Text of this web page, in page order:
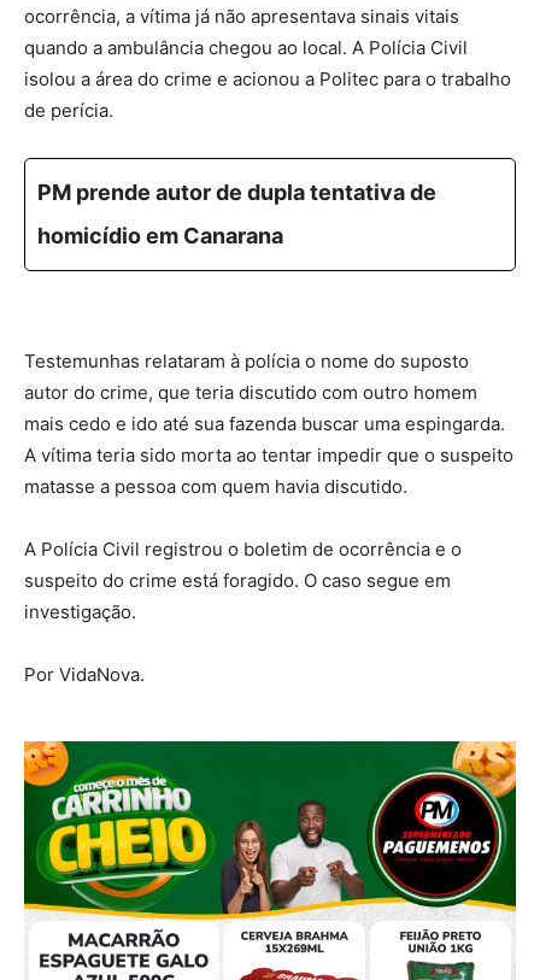
ocorrência, a vítima já não apresentava sinais vitais
quando a ambulância chegou ao local. A Polícia Civil
isolou a área do crime e acionou a Politec para o trabalho
de perícia.
PM prende autor de dupla tentativa de
homicídio em Canarana
Testemunhas relataram à polícia o nome do suposto
autor do crime, que teria discutido com outro homem
mais cedo e ido até sua fazenda buscar uma espingarda.
A vítima teria sido morta ao tentar impedir que o suspeito
matasse a pessoa com quem havia discutido.
A Polícia Civil registrou o boletim de ocorrência e o
suspeito do crime está foragido. O caso segue em
investigação.
Por VidaNova.